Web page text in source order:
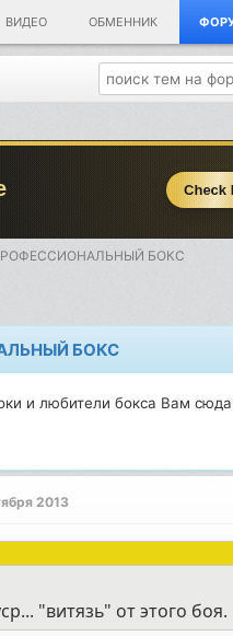
ВИДЕО ОБМЕННИК
БОКС
БОКС
и любители бокса Вам
2013
"витязь" от этого